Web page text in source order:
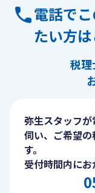
電話で
たい方
税
弥生スタッフ
伺い、ご希望
す。
受付時間内にお